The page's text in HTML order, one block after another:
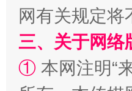
网有关规定
三、关于网络
① 本网注明“